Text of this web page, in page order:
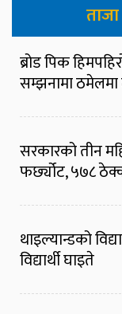
ताजा
ब्रोड पिक
सम्झनामा ठमेलमा
सरकारको तीन
फर्छ्योट, ५७८
थाइल्यान्डको
विद्यार्थी घाइते